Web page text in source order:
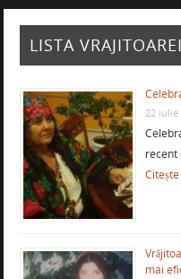
LISTA
22 iulie
recent
mai